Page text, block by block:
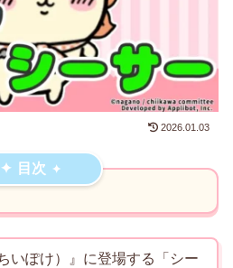
2026.01.03
目次
いぽけ）』に登場する「シー